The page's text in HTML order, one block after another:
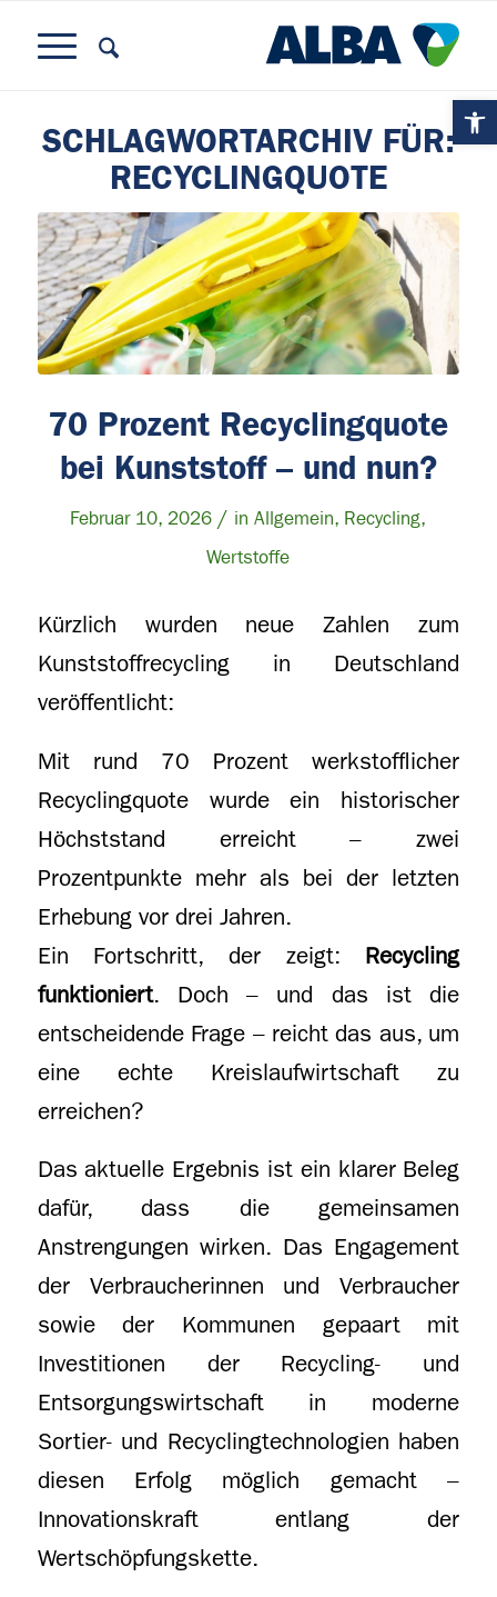
SCHLAGWORTARCHIV FÜR:
RECYCLINGQUOTE
70 Prozent Recyclingquote
bei Kunststoff – und nun?
Februar 10, 2026 / inAllgemein, Recycling,
Wertstoffe
Kürzlich wurden neue Zahlen zum
Kunststoffrecycling in Deutschland
veröffentlicht:
Mit rund 70 Prozent werkstofflicher
Recyclingquote wurde ein historischer
Höchststand erreicht – zwei
Prozentpunkte mehr als bei der letzten
Erhebung vor drei Jahren.
Ein Fortschritt, der zeigt: Recycling
funktioniert. Doch – und das ist die
entscheidende Frage – reicht das aus, um
eine echte Kreislaufwirtschaft zu
erreichen?
Das aktuelle Ergebnis ist ein klarer Beleg
dafür, dass die gemeinsamen
Anstrengungen wirken. Das Engagement
der Verbraucherinnen und Verbraucher
sowie der Kommunen gepaart mit
Investitionen der Recycling- und
Entsorgungswirtschaft in moderne
Sortier- und Recyclingtechnologien haben
diesen Erfolg möglich gemacht –
Innovationskraft entlang der
Wertschöpfungskette.